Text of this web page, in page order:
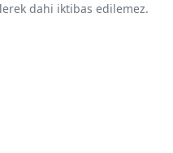
dahi iktibas edilemez.